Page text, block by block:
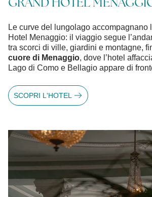
Le curve del lungolago accompagnano
Hotel Menaggio: il viaggio segue
tra scorci di ville, giardini e montagne,
cuore di Menaggio, dove l’hotel
Lago di Como e Bellagio appare di
SCOPRI L'HOTEL